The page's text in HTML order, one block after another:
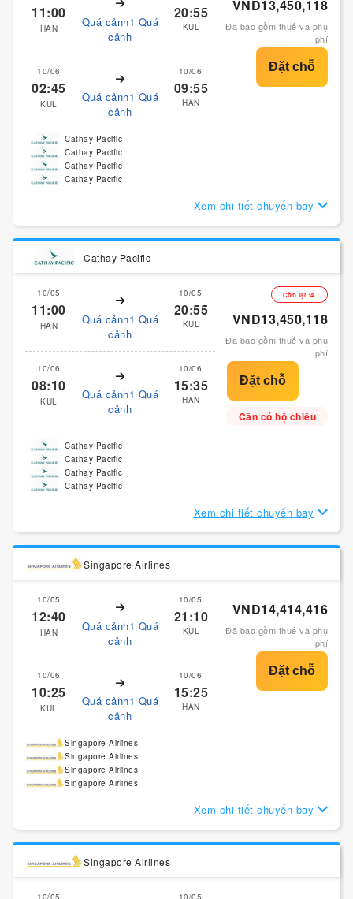
11:00
HAN
Quá cảnh1 Quá
cảnh
20:55
KUL
10/06
02:45
KUL
Quá cảnh1 Quá
cảnh
10/06
09:55
HAN
VND13,450,118
Đã bao gồm thuế và phụ
phí
Cathay Pacific
Cathay Pacific
Cathay Pacific
Cathay Pacific
Xem chi tiết chuyến bay
Cathay Pacific
10/05
11:00
HAN
Quá cảnh1 Quá
cảnh
10/05
20:55
KUL
10/06
08:10
KUL
Quá cảnh1 Quá
cảnh
10/06
15:35
HAN
Còn lại :4.
VND13,450,118
Đã bao gồm thuế và phụ
phí
Cần có hộ chiếu
Cathay Pacific
Cathay Pacific
Cathay Pacific
Cathay Pacific
Xem chi tiết chuyến bay
Singapore Airlines
10/05
12:40
HAN
Quá cảnh1 Quá
cảnh
10/05
21:10
KUL
10/06
10:25
KUL
Quá cảnh1 Quá
cảnh
10/06
15:25
HAN
VND14,414,416
Đã bao gồm thuế và phụ
phí
Singapore Airlines
Singapore Airlines
Singapore Airlines
Singapore Airlines
Xem chi tiết chuyến bay
Singapore Airlines
10/05 10/05